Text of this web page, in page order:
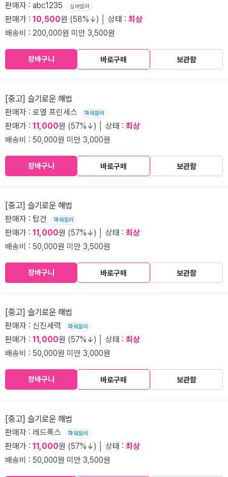
판매자 : abc1235 실버셀러
판매가 : 10,500원 (58%↓) │ 상태 : 최상
배송비 : 200,000원 미만 3,500원
장바구니 바로구매 보관함
[중고] 슬기로운 해법
판매자 : 로열 프린세스 파워셀러
판매가 : 11,000원 (57%↓) │ 상태 : 최상
배송비 : 50,000원 미만 3,000원
장바구니 바로구매 보관함
[중고] 슬기로운 해법
판매자 : 탑건 파워셀러
판매가 : 11,000원 (57%↓) │ 상태 : 최상
배송비 : 50,000원 미만 3,500원
장바구니 바로구매 보관함
[중고] 슬기로운 해법
판매자 : 신진세력 파워셀러
판매가 : 11,000원 (57%↓) │ 상태 : 최상
배송비 : 50,000원 미만 3,000원
장바구니 바로구매 보관함
[중고] 슬기로운 해법
판매자 : 레드폭스 파워셀러
판매가 : 11,000원 (57%↓) │ 상태 : 최상
배송비 : 50,000원 미만 3,500원